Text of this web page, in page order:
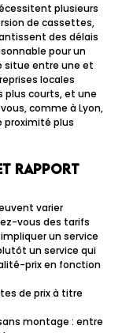
plusieurs
de cassettes,
des délais
pour un
situe entre une et
locales
plus courts, et une
comme à Lyon,
proximité plus
rapport
varier
vous des tarifs
un service
un service qui
prix en fonction
de prix à titre
montage : entre